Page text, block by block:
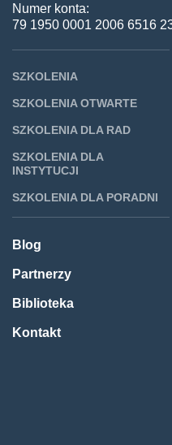
Numer konta:
79 1950 0001 2006 6516
SZKOLENIA
SZKOLENIA OTWARTE
SZKOLENIA DLA RAD
SZKOLENIA DLA
INSTYTUCJI
SZKOLENIA DLA PORADNI
Blog
Partnerzy
Biblioteka
Kontakt